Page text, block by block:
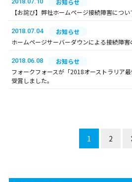
お知らせ
【お詫び】弊社ホームページ接続障害につい
2018.07.04
お知らせ
ホームページサーバーダウンによる接続障害
2018.06.08
お知らせ
フォークフォースが「2018オーストラリア
受賞しました。
1 2